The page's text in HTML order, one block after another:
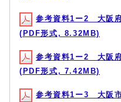
参考資料1ー2 大阪
(PDF形式, 8.32MB)
参考資料1ー2 大阪
(PDF形式, 7.42MB)
参考資料1ー3 大阪